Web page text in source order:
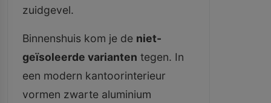
zuidgevel.
Binnenshuis kom je de niet-
geïsoleerde varianten tegen. In
een modern kantoorinterieur
vormen zwarte aluminium